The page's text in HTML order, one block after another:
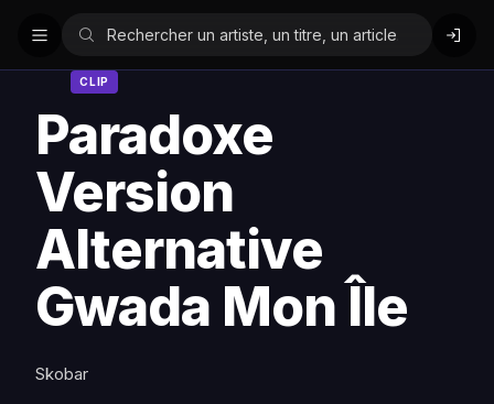
CLIP
Paradoxe
Version
Alternative
Gwada Mon Île
Skobar